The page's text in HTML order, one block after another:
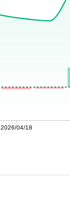
2026/04/18